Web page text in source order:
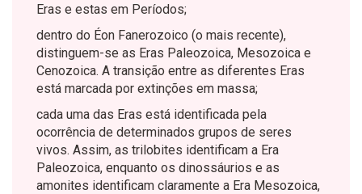
Eras e estas em Períodos;
dentro do Éon Fanerozoico (o mais recente),
distinguem-se as Eras Paleozoica, Mesozoica e
Cenozoica. A transição entre as diferentes Eras
está marcada por extinções em massa;
cada uma das Eras está identificada pela
ocorrência de determinados grupos de seres
vivos. Assim, as trilobites identificam a Era
Paleozoica, enquanto os dinossáurios e as
amonites identificam claramente a Era Mesozoica,